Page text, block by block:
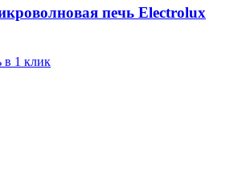
печь Electrolux
в 1 клик